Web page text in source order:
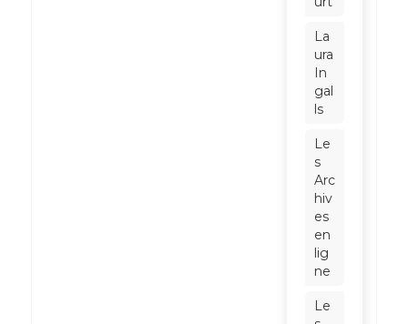
La
ura
In
gal
ls
Le
s
Arc
hiv
es
en
lig
ne
Le